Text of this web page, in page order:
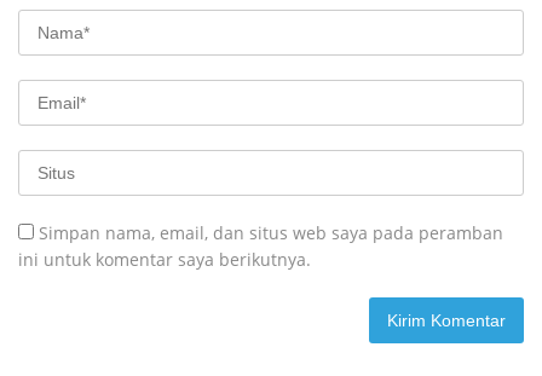
Simpan nama, email, dan situs web saya pada peramban
ini untuk komentar saya berikutnya.